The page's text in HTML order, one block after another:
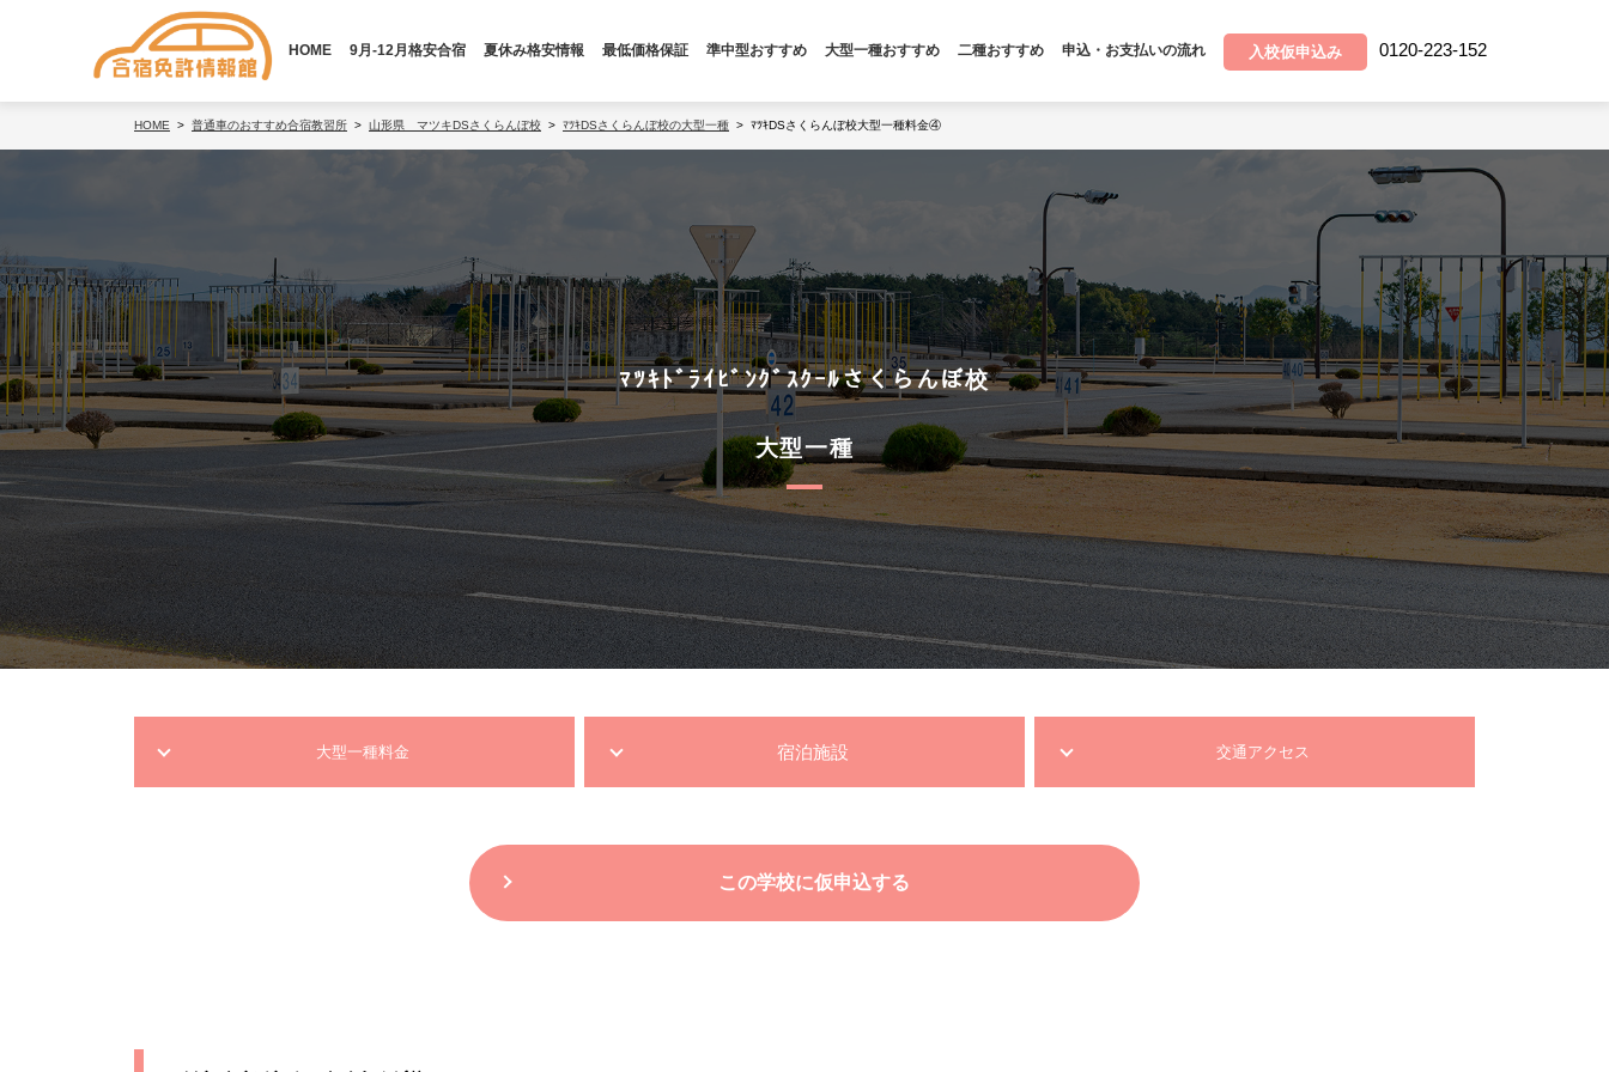
HOME 9月-12月格安合宿 夏休み格安情報 最低価格保証 準中型おすすめ 大型一種おすすめ 二種おすすめ 申込・お支払いの流れ 入校仮申込み 0120-223-152
HOME 普通車のおすすめ合宿教習所 山形県 マツキDSさくらんぼ校 ﾏﾂｷDSさくらんぼ校の大型一種 ﾏﾂｷDSさくらんぼ校大型一種料金④
ﾏﾂｷﾄﾞﾗｲﾋﾞﾝｸﾞｽｸｰﾙさくらんぼ校
大型一種
大型一種料金 宿泊施設 交通アクセス
この学校に仮申込する